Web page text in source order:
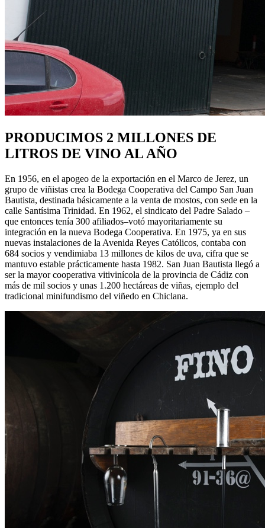
PRODUCIMOS 2 MILLONES DE
LITROS DE VINO AL AÑO
En 1956, en el apogeo de la exportación en el Marco de Jerez, un
grupo de viñistas crea la Bodega Cooperativa del Campo San Juan
Bautista, destinada básicamente a la venta de mostos, con sede en la
calle Santísima Trinidad. En 1962, el sindicato del Padre Salado –
que entonces tenía 300 afiliados–votó mayoritariamente su
integración en la nueva Bodega Cooperativa. En 1975, ya en sus
nuevas instalaciones de la Avenida Reyes Católicos, contaba con
684 socios y vendimiaba 13 millones de kilos de uva, cifra que se
mantuvo estable prácticamente hasta 1982. San Juan Bautista llegó a
ser la mayor cooperativa vitivinícola de la provincia de Cádiz con
más de mil socios y unas 1.200 hectáreas de viñas, ejemplo del
tradicional minifundismo del viñedo en Chiclana.